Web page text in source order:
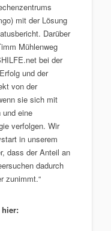
mit der Lösung
Darüber
Mühlenweg
bei der
und der
von der
sie sich mit
und eine
verfolgen. Wir
in unserem
dass der Anteil an
dadurch
zunimmt.“